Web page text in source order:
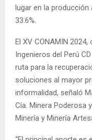
lugar en la
33.6%.
El XV CONAMIN
Ingenieros del Perú
ruta para la
soluciones al mayor
informalidad, señaló
Cía. Minera Poderosa
Minería y Minería